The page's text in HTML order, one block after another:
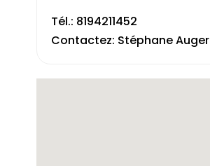
Tél.: 8194211452
Contactez: Stéphane Auger